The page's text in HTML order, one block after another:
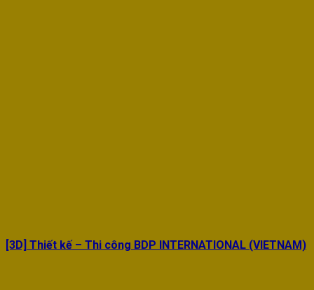
[3D] Thiết kế – Thi công BDP INTERNATIONAL (VIETNAM)